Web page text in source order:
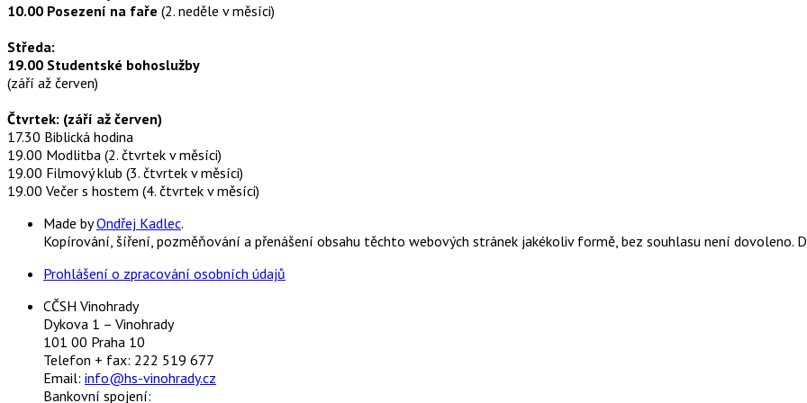
10.00 Posezení na faře (2. neděle v měsíci)
Středa:
19.00 Studentské bohoslužby
(září až červen)
Čtvrtek: (září až červen)
17.30 Biblická hodina
19.00 Modlitba (2. čtvrtek v měsíci)
19.00 Filmový klub (3. čtvrtek v měsíci)
19.00 Večer s hostem (4. čtvrtek v měsíci)
Made byOndřej Kadlec.
Kopírování, šíření, pozměňování a přenášení obsahu těchto webových stránek jakékoliv formě, bez souhlasu není dovoleno.
Prohlášení o zpracování osobních údajů
CČSH Vinohrady
Dykova 1 – Vinohrady
101 00 Praha 10
Telefon + fax: 222 519 677
Email: info@hs-vinohrady.cz
Bankovní spojení: